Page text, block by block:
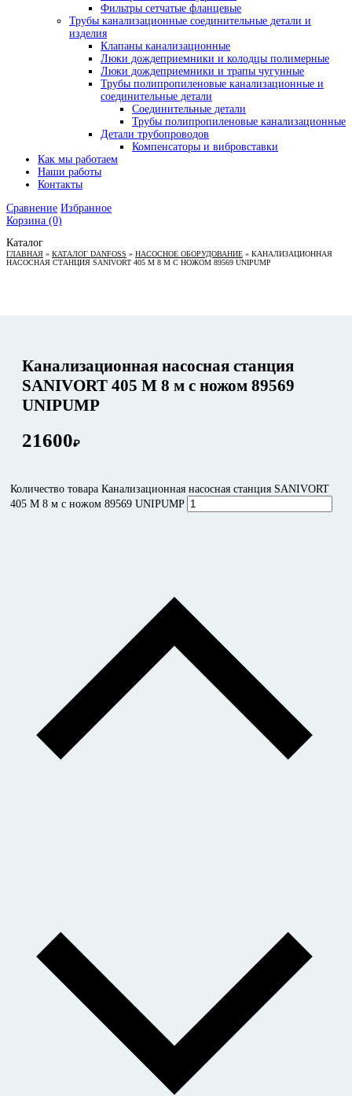
Фильтры сетчатые фланцевые
Трубы канализационные соединительные детали и
изделия
Клапаны канализационные
Люки дождеприемники и колодцы полимерные
Люки дождеприемники и трапы чугунные
Трубы полипропиленовые канализационные и
соединительные детали
Соединительные детали
Трубы полипропиленовые канализационные
Детали трубопроводов
Компенсаторы и вибровставки
Как мы работаем
Наши работы
Контакты
Сравнение Избранное
Корзина (0)
Каталог
ГЛАВНАЯ » КАТАЛОГ DANFOSS » НАСОСНОЕ ОБОРУДОВАНИЕ » КАНАЛИЗАЦИОННАЯ
НАСОСНАЯ СТАНЦИЯ SANIVORT 405 М 8 М С НОЖОМ 89569 UNIPUMP
Канализационная насосная станция
SANIVORT 405 М 8 м с ножом 89569
UNIPUMP
21600₽
Количество товара Канализационная насосная станция SANIVORT
405 М 8 м с ножом 89569 UNIPUMP